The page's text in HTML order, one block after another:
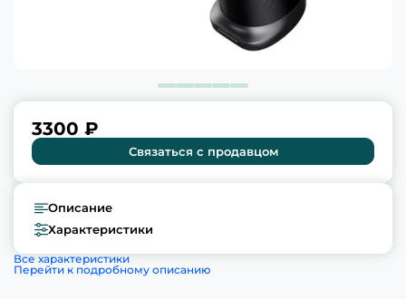
3300 ₽
Связаться с продавцом
Описание
Характеристики
Все характеристики
Перейти к подробному описанию